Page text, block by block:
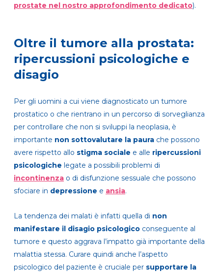
prostate nel nostro approfondimento dedicato).
Oltre il tumore alla prostata:
ripercussioni psicologiche e
disagio
Per gli uomini a cui viene diagnosticato un tumore
prostatico o che rientrano in un percorso di sorveglianza
per controllare che non si sviluppi la neoplasia, è
importante non sottovalutare la paura che possono
avere rispetto allo stigma sociale e alle ripercussioni
psicologiche legate a possibili problemi di
incontinenza o di disfunzione sessuale che possono
sfociare in depressione e ansia.
La tendenza dei malati è infatti quella di non
manifestare il disagio psicologico conseguente al
tumore e questo aggrava l’impatto già importante della
malattia stessa. Curare quindi anche l’aspetto
psicologico del paziente è cruciale per supportare la